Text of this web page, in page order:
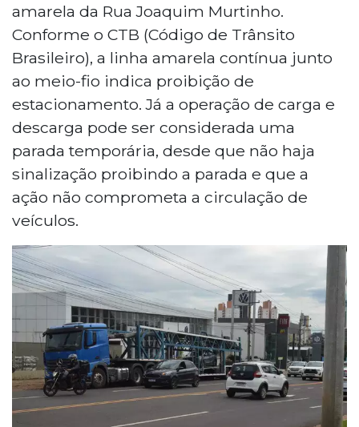
amarela da Rua Joaquim Murtinho.
Conforme o CTB (Código de Trânsito
Brasileiro), a linha amarela contínua junto
ao meio-fio indica proibição de
estacionamento. Já a operação de carga e
descarga pode ser considerada uma
parada temporária, desde que não haja
sinalização proibindo a parada e que a
ação não comprometa a circulação de
veículos.